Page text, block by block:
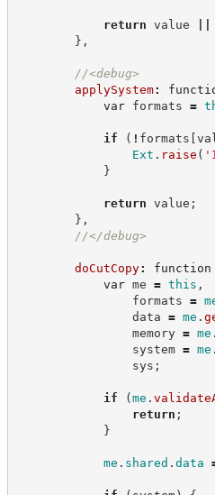
return value
} ,
//<debug>
applySystem:
var formats =
if ( ! formats [
Ext . raise ( '
}
return value ;
} ,
//</debug>
doCutCopy: function
var me = this ,
formats =
data = me .
memory = me .
system = me .
sys ;
if (me .
return ;
}
me . shared . data